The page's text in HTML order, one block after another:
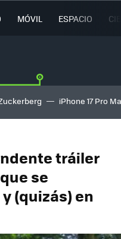
MÓVIL ESPACIO
iPhone 17 Pro
tráiler
se
(quizás) en